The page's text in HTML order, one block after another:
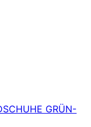
GRÜN-